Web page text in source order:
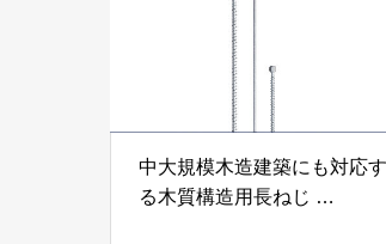
中大規模木造建築にも対応す
る木質構造用長ねじ